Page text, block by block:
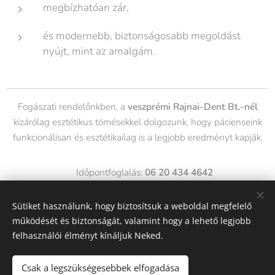
megbízhatóan zár,
és modernebb, biztonságosabb megoldást
nyújt, mint az amalgám.
Fogászati rendelőnkben, a veszprémi Rajnai-Dent Bt.-nél
kizárólag esztétikus tömésekkel dolgozunk, hogy pácienseink
funkcionálisan és esztétikailag is a legjobb eredményt kapják.
📞 Időpontfoglalás:06 20 434 4642
Share
Sütiket használunk, hogy biztosítsuk a weboldal megfelelő
működését és biztonságát, valamint hogy a lehető legjobb
felhasználói élményt kínáljuk Neked.
Csak a legszükségesebbek elfogadása